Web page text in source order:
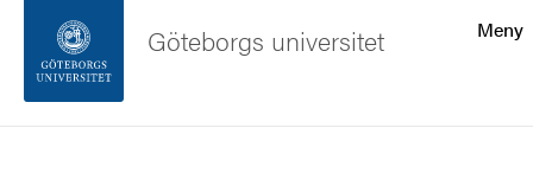
Sidfoten
Meny
Göteborgs universitet